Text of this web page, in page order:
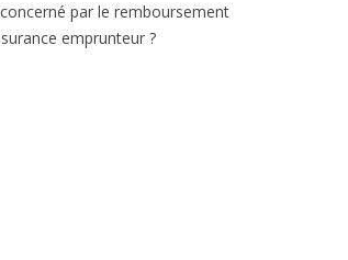
par le remboursement
emprunteur ?